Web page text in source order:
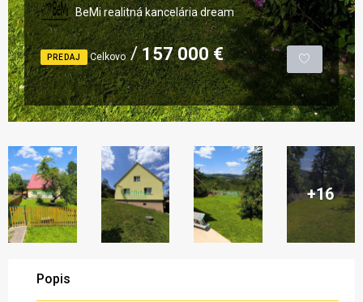
BeMi realitná kancelária dream
PREDAJ Celkovo 157 000 €
+16
Popis